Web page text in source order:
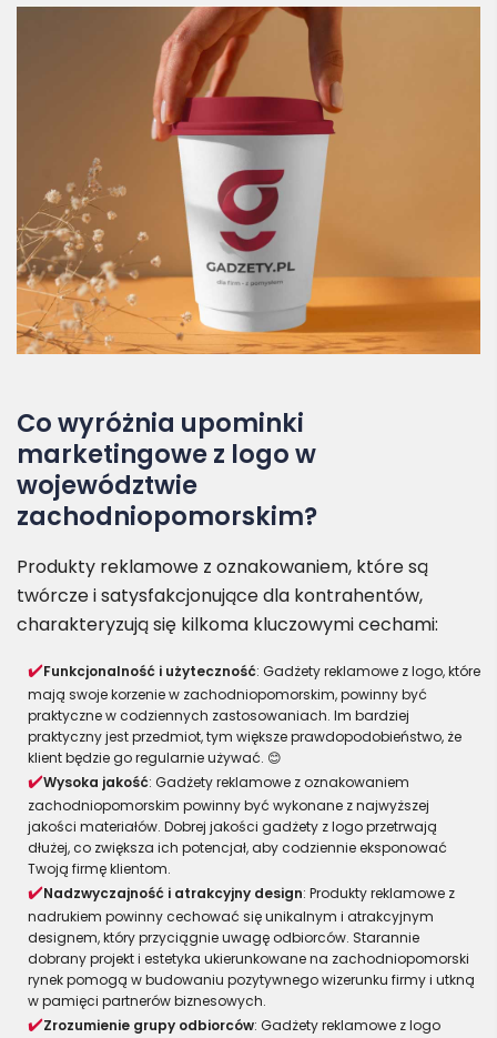
Co wyróżnia upominki
marketingowe z logo w
województwie
zachodniopomorskim?
Produkty reklamowe z oznakowaniem, które są
twórcze i satysfakcjonujące dla kontrahentów,
charakteryzują się kilkoma kluczowymi cechami:
Funkcjonalność i użyteczność: Gadżety reklamowe z logo, które
mają swoje korzenie w zachodniopomorskim, powinny być
praktyczne w codziennych zastosowaniach. Im bardziej
praktyczny jest przedmiot, tym większe prawdopodobieństwo, że
klient będzie go regularnie używać. 😊
Wysoka jakość: Gadżety reklamowe z oznakowaniem
zachodniopomorskim powinny być wykonane z najwyższej
jakości materiałów. Dobrej jakości gadżety z logo przetrwają
dłużej, co zwiększa ich potencjał, aby codziennie eksponować
Twoją firmę klientom.
Nadzwyczajność i atrakcyjny design: Produkty reklamowe z
nadrukiem powinny cechować się unikalnym i atrakcyjnym
designem, który przyciągnie uwagę odbiorców. Starannie
dobrany projekt i estetyka ukierunkowane na zachodniopomorski
rynek pomogą w budowaniu pozytywnego wizerunku firmy i utkną
w pamięci partnerów biznesowych.
Zrozumienie grupy odbiorców: Gadżety reklamowe z logo